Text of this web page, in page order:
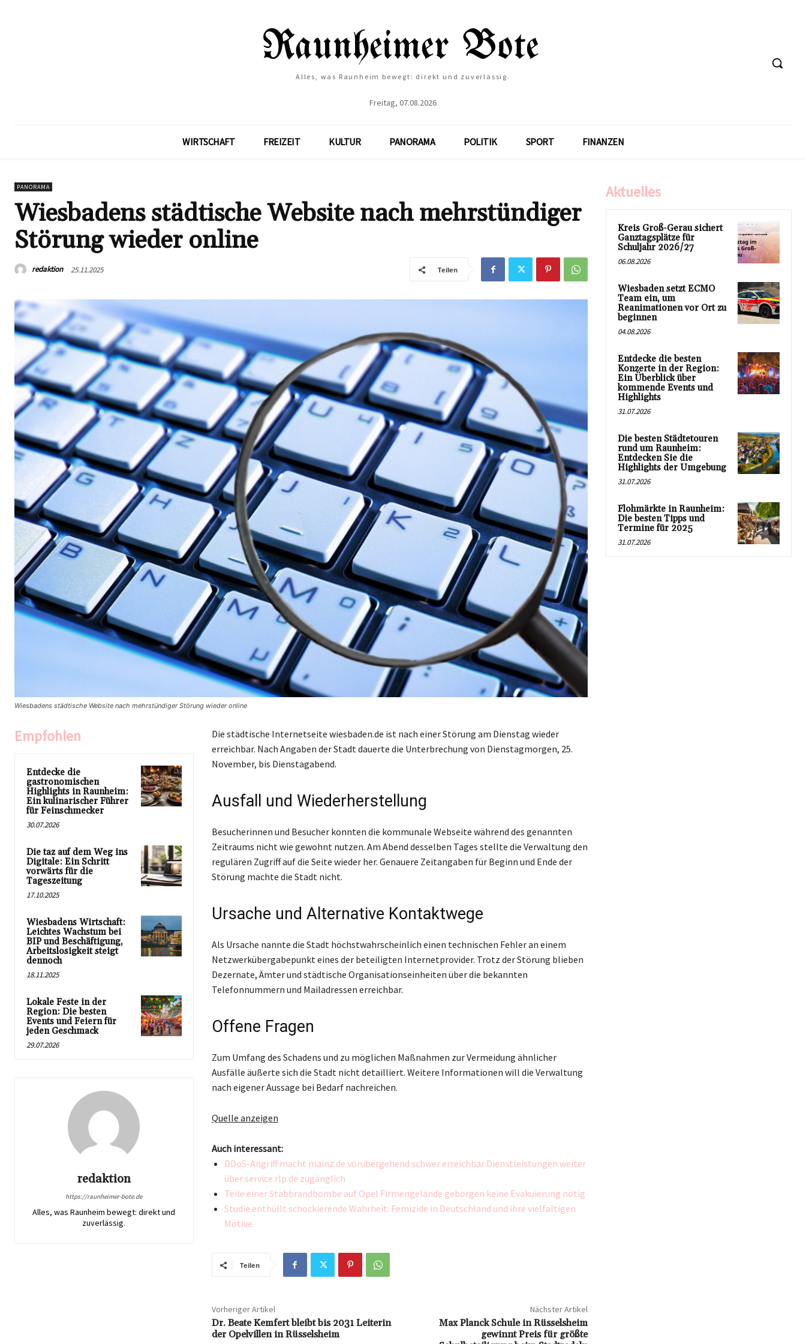
Alles, was Raunheim bewegt: direkt und zuverlässig.
Freitag, 07.08.2026
WIRTSCHAFT FREIZEIT KULTUR PANORAMA POLITIK SPORT FINANZEN
PANORAMA
Wiesbadens städtische Website nach mehrstündiger
Störung wieder online
redaktion 25.11.2025 Teilen
Wiesbadens städtische Website nach mehrstündiger Störung wieder online
Empfohlen
Entdecke die
gastronomischen
Highlights in Raunheim:
Ein kulinarischer Führer
für Feinschmecker
30.07.2026
Die taz auf dem Weg ins
Digitale: Ein Schritt
vorwärts für die
Tageszeitung
17.10.2025
Wiesbadens Wirtschaft:
Leichtes Wachstum bei
BIP und Beschäftigung,
Arbeitslosigkeit steigt
dennoch
18.11.2025
Lokale Feste in der
Region: Die besten
Events und Feiern für
jeden Geschmack
29.07.2026
redaktion
https://raunheimer-bote.de
Alles, was Raunheim bewegt: direkt und
zuverlässig.
Die städtische Internetseite wiesbaden.de ist nach einer Störung am Dienstag wieder
erreichbar. Nach Angaben der Stadt dauerte die Unterbrechung von Dienstagmorgen, 25.
November, bis Dienstagabend.
Ausfall und Wiederherstellung
Besucherinnen und Besucher konnten die kommunale Webseite während des genannten
Zeitraums nicht wie gewohnt nutzen. Am Abend desselben Tages stellte die Verwaltung den
regulären Zugriff auf die Seite wieder her. Genauere Zeitangaben für Beginn und Ende der
Störung machte die Stadt nicht.
Ursache und Alternative Kontaktwege
Als Ursache nannte die Stadt höchstwahrscheinlich einen technischen Fehler an einem
Netzwerkübergabepunkt eines der beteiligten Internetprovider. Trotz der Störung blieben
Dezernate, Ämter und städtische Organisationseinheiten über die bekannten
Telefonnummern und Mailadressen erreichbar.
Offene Fragen
Zum Umfang des Schadens und zu möglichen Maßnahmen zur Vermeidung ähnlicher
Ausfälle äußerte sich die Stadt nicht detailliert. Weitere Informationen will die Verwaltung
nach eigener Aussage bei Bedarf nachreichen.
Quelle anzeigen
Auch interessant:
DDoS-Angriff macht mainz.de vorübergehend schwer erreichbar Dienstleistungen weiter
über service.rlp.de zugänglich
Teile einer Stabbrandbombe auf Opel Firmengelände geborgen keine Evakuierung nötig
Studie enthüllt schockierende Wahrheit: Femizide in Deutschland und ihre vielfältigen
Motive
Teilen
Vorheriger Artikel
Dr. Beate Kemfert bleibt bis 2031 Leiterin
der Opelvillen in Rüsselsheim
Nächster Artikel
Max Planck Schule in Rüsselsheim
gewinnt Preis für größte
Aktuelles
Kreis Groß-Gerau sichert
Ganztagsplätze für
Schuljahr 2026/27
06.08.2026
Wiesbaden setzt ECMO
Team ein, um
Reanimationen vor Ort zu
beginnen
04.08.2026
Entdecke die besten
Konzerte in der Region:
Ein Überblick über
kommende Events und
Highlights
31.07.2026
Die besten Städtetouren
rund um Raunheim:
Entdecken Sie die
Highlights der Umgebung
31.07.2026
Flohmärkte in Raunheim:
Die besten Tipps und
Termine für 2025
31.07.2026